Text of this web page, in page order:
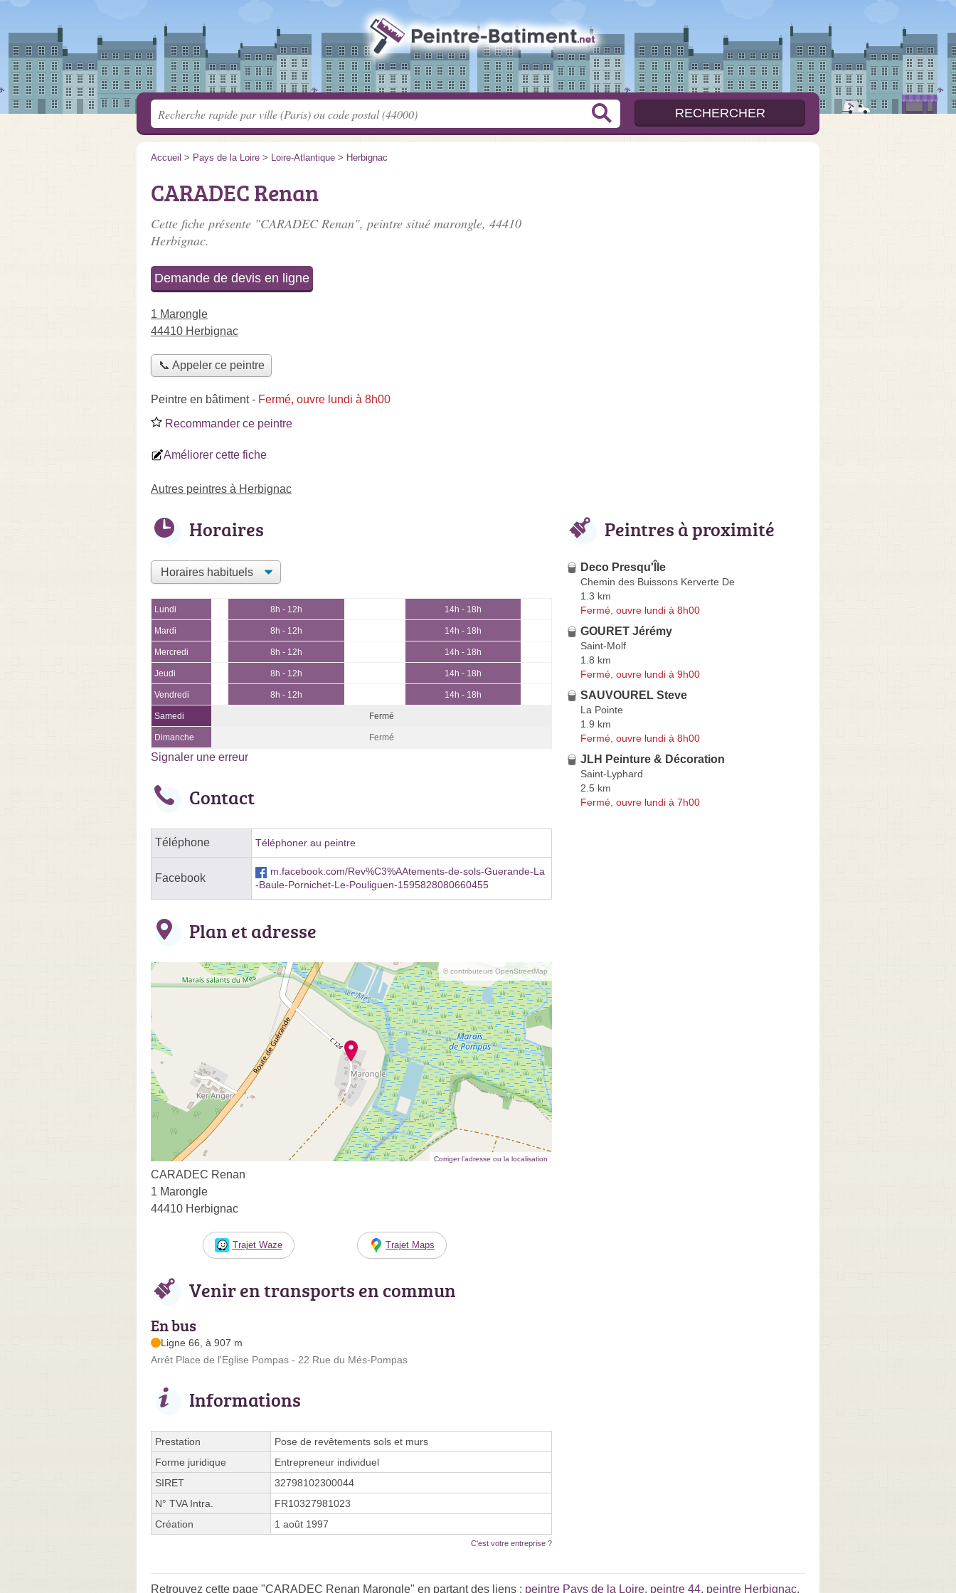
Accueil > Pays de la Loire > Loire-Atlantique > Herbignac
CARADEC Renan
Cette fiche présente "CARADEC Renan", peintre situé marongle, 44410
Herbignac.
Demande de devis en ligne
1 Marongle
44410 Herbignac
📞 Appeler ce peintre
Peintre en bâtiment- Fermé, ouvre lundi à 8h00
Recommander ce peintre
Améliorer cette fiche
Autres peintres à Herbignac
Horaires
Lundi 8h - 12h 14h - 18h
Mardi 8h - 12h 14h - 18h
Mercredi 8h - 12h 14h - 18h
Jeudi 8h - 12h 14h - 18h
Vendredi 8h - 12h 14h - 18h
Samedi Fermé
Dimanche Fermé
Signaler une erreur
Contact
Téléphone Téléphoner au peintre
Facebook
m.facebook.com/Rev%C3%AAtements-de-sols-Guerande-La
-Baule-Pornichet-Le-Pouliguen-1595828080660455
Plan et adresse
© contributeurs OpenStreetMap
Corriger l’adresse ou la localisation
CARADEC Renan
1 Marongle
44410 Herbignac
Trajet Waze Trajet Maps
Venir en transports en commun
En bus
Ligne 66, à 907 m
Arrêt Place de l'Eglise Pompas - 22 Rue du Més-Pompas
Informations
Prestation
Pose de revêtements sols et murs
Forme juridique
Entrepreneur individuel
SIRET
32798102300044
N° TVA Intra.
FR10327981023
Création
1 août 1997
C'est votre entreprise ?
Peintres à proximité
Deco Presqu'Île
Chemin des Buissons Kerverte De
1.3 km
Fermé, ouvre lundi à 8h00
GOURET Jérémy
Saint-Molf
1.8 km
Fermé, ouvre lundi à 9h00
SAUVOUREL Steve
La Pointe
1.9 km
Fermé, ouvre lundi à 8h00
JLH Peinture & Décoration
Saint-Lyphard
2.5 km
Fermé, ouvre lundi à 7h00
Retrouvez cette page "CARADEC Renan Marongle" en partant des liens : peintre Pays de la Loire, peintre 44, peintre Herbignac.